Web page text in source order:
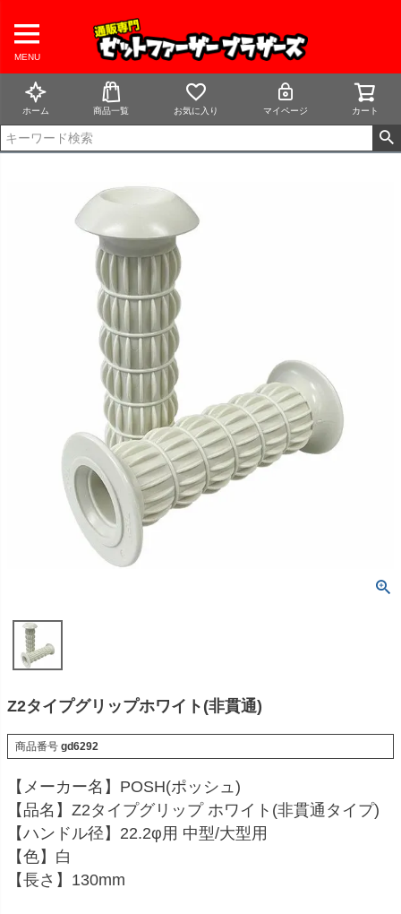
MENU
ホーム 商品一覧 お気に入り マイページ カート
Z2タイプグリップホワイト(非貫通)
商品番号 gd6292
【メーカー名】POSH(ポッシュ)
【品名】Z2タイプグリップ ホワイト(非貫通タイプ)
【ハンドル径】22.2φ用 中型/大型用
【色】白
【長さ】130mm